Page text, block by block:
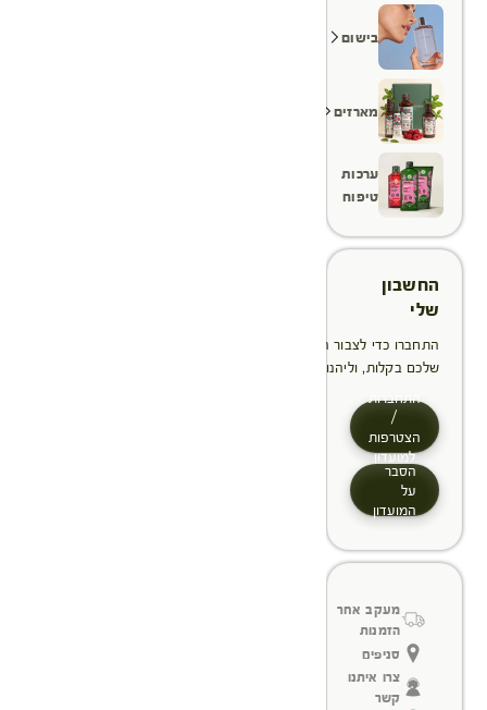
בישום
מארזים
ערכות
טיפוח
החשבון
שלי
התחברו כדי לצבור הטבות, לנהל ולעקוב אחר ההזמנות
שלכם בקלות, וליהנות מתהליך תשלום מהיר יותר
התחברות
/
הצטרפות
למועדון
הסבר
על
המועדון
מעקב אחר
הזמנות
סניפים
צרו איתנו
קשר